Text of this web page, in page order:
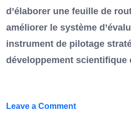
d’élaborer une feuille de
améliorer le système
instrument de pilotage
développement scientifique
Leave a Commenton